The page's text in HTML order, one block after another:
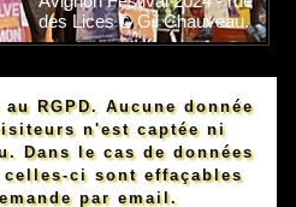
des Lices © Gil Chauveau.
RGPD. Aucune donnée
n'est captée ni
Dans le cas de données
ci sont effaçables
par email.